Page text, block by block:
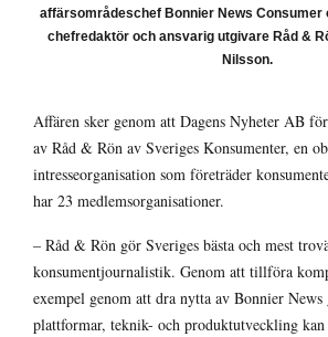
affärsområdeschef Bonnier News Consumer
chefredaktör och ansvarig utgivare Råd &
Nilsson.
Affären sker genom att Dagens Nyheter AB
av Råd & Rön av Sveriges Konsumenter, en
intresseorganisation som företräder
har 23 medlemsorganisationer.
– Råd & Rön gör Sveriges bästa och mest
konsumentjournalistik. Genom att tillföra
exempel genom att dra nytta av Bonnier News
plattformar, teknik- och produktutveckling kan